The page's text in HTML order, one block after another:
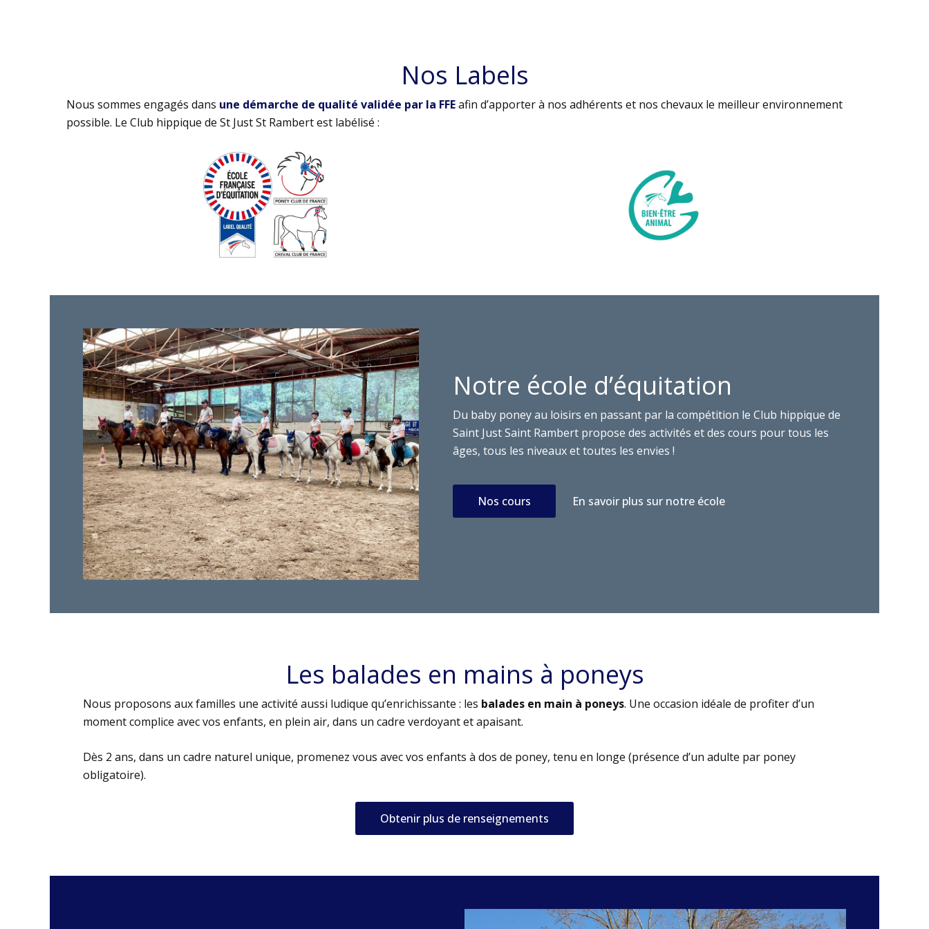
Nos Labels
Nous sommes engagés dans une démarche de qualité validée par la FFEafin d’apporter à nos adhérents et nos chevaux le meilleur environnement
possible. Le Club hippique de St Just St Rambert est labélisé :
Notre école d’équitation
Du baby poney au loisirs en passant par la compétition le Club hippique de
Saint Just Saint Rambert propose des activités et des cours pour tous les
âges, tous les niveaux et toutes les envies !
Nos cours En savoir plus sur notre école
Les balades en mains à poneys
Nous proposons aux familles une activité aussi ludique qu’enrichissante : les balades en main à poneys. Une occasion idéale de profiter d’un
moment complice avec vos enfants, en plein air, dans un cadre verdoyant et apaisant.
Dès 2 ans, dans un cadre naturel unique, promenez vous avec vos enfants à dos de poney, tenu en longe (présence d’un adulte par poney
obligatoire).
Obtenir plus de renseignements